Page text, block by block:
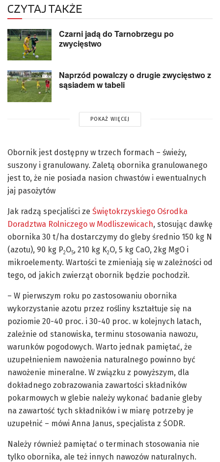
CZYTAJ TAKŻE
Czarni jadą do Tarnobrzegu po
zwycięstwo
Naprzód powalczy o drugie zwycięstwo z
sąsiadem w tabeli
POKAŻ WIĘCEJ
Obornik jest dostępny w trzech formach – świeży,
suszony i granulowany. Zaletą obornika granulowanego
jest to, że nie posiada nasion chwastów i ewentualnych
jaj pasożytów
Jak radzą specjaliści ze Świętokrzyskiego Ośrodka
Doradztwa Rolniczego w Modliszewicach, stosując dawkę
obornika 30 t/ha dostarczymy do gleby średnio 150 kg N
(azotu), 90 kg P2O5, 210 kg K2O, 5 kg CaO, 2kg MgO i
mikroelementy. Wartości te zmieniają się w zależności od
tego, od jakich zwierząt obornik będzie pochodził.
– W pierwszym roku po zastosowaniu obornika
wykorzystanie azotu przez rośliny kształtuje się na
poziomie 20-40 proc. i 30-40 proc. w kolejnych latach,
zależnie od stanowiska, terminu stosowania nawozu,
warunków pogodowych. Warto jednak pamiętać, że
uzupełnieniem nawożenia naturalnego powinno być
nawożenie mineralne. W związku z powyższym, dla
dokładnego zobrazowania zawartości składników
pokarmowych w glebie należy wykonać badanie gleby
na zawartość tych składników i w miarę potrzeby je
uzupełnić – mówi Anna Janus, specjalista z ŚODR.
Należy również pamiętać o terminach stosowania nie
tylko obornika, ale też innych nawozów naturalnych.